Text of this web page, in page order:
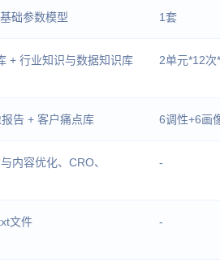
础参数模型 1套
+ 行业知识与数据知识库 2单元*12次
告 + 客户痛点库 6调性+6画
内容优化、CRO、
-
文件 -